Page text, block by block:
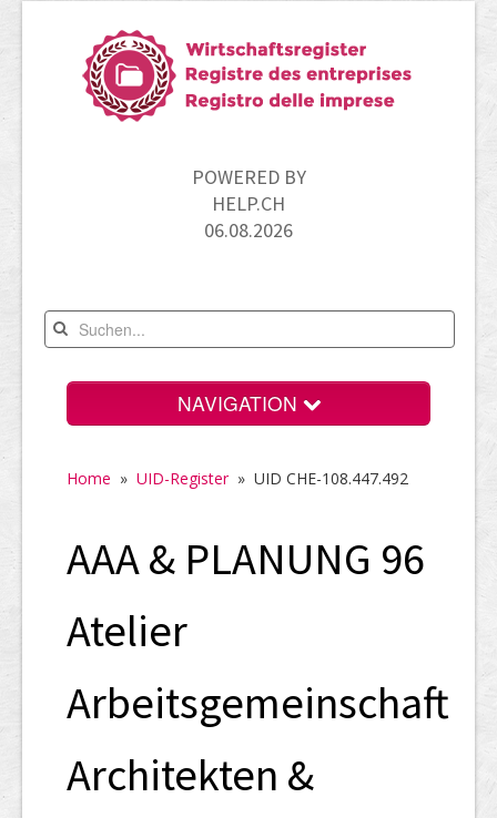
POWERED BY
HELP.CH
06.08.2026
NAVIGATION
Neugründungen
Marken-Register
Home » UID-Register» UID CHE-108.447.492
AAA & PLANUNG 96
Atelier
Arbeitsgemeinschaft
Architekten &